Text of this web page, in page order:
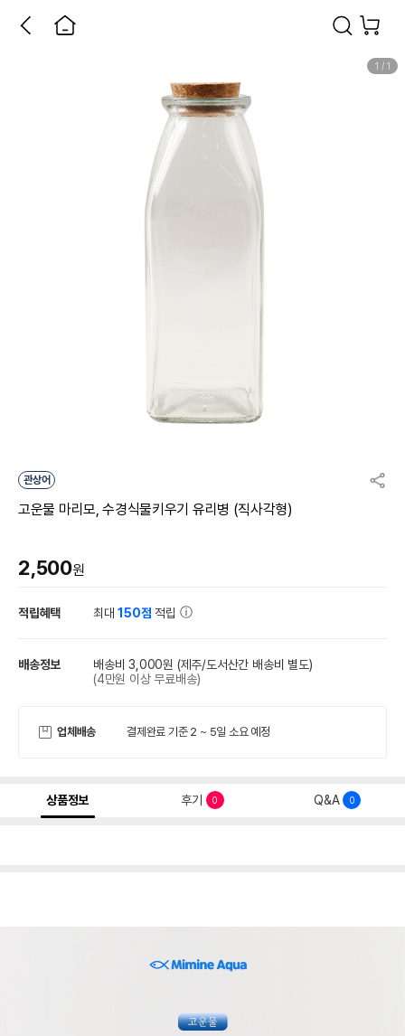
1 / 1
관상어
고운물 마리모, 수경식물키우기 유리병 (직사각형)
2,500원
적립혜택 최대150점 적립
배송정보 배송비 3,000원 (제주/도서산간 배송비 별도)
(4만원 이상 무료배송)
업체배송 결제완료 기준 2 ~ 5일 소요 예정
상품정보 후기 0 Q&A 0